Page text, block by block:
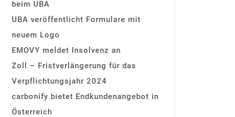
beim UBA
UBA veröffentlicht Formulare mit
neuem Logo
EMOVY meldet Insolvenz an
Zoll – Fristverlängerung für das
Verpflichtungsjahr 2024
carbonify bietet Endkundenangebot in
Österreich